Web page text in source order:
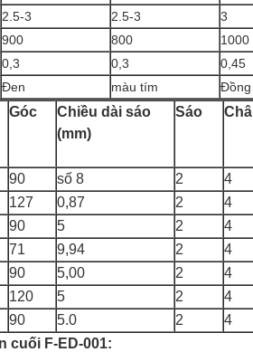
2.5-3 2.5-3 3
900 800 1000
0,3 0,3 0,45
Đen màu tím Đồng
Góc
Chiều dài sáo
(mm)
Sáo
90 số 8 2 4
127 0,87 2 4
90 5 2 4
71 9,94 2 4
90 5,00 2 4
120 5 2 4
90 5.0 2 4
cuối F-ED-001: